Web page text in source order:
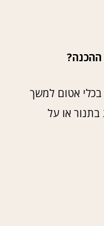
אטום למשך
בתנור או על